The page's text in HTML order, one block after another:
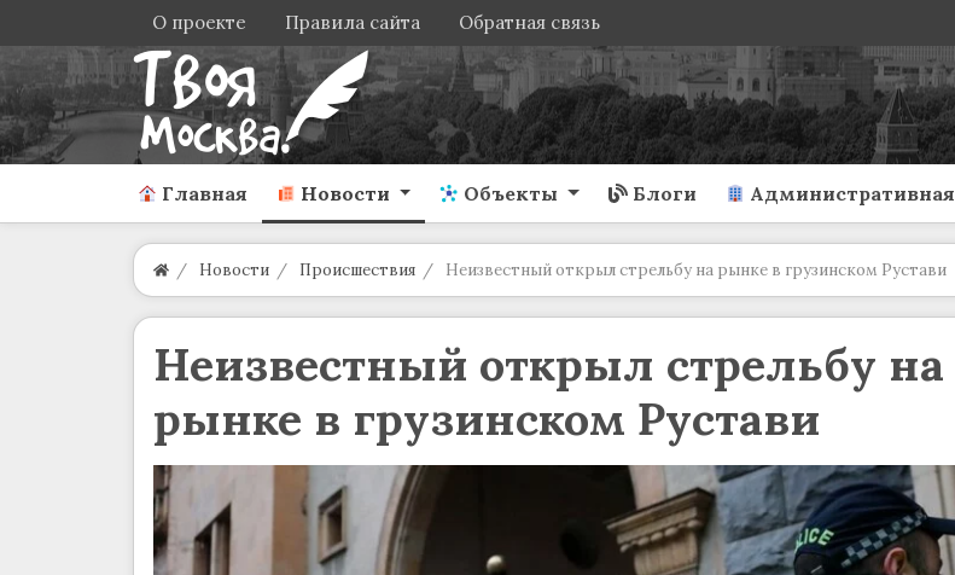
О проекте Правила сайта Обратная связь
Главная Новости Объекты Блоги Административная
Новости Происшествия Неизвестный открыл стрельбу на рынке в грузинском Рустави
Неизвестный открыл стрельбу на
рынке в грузинском Рустави